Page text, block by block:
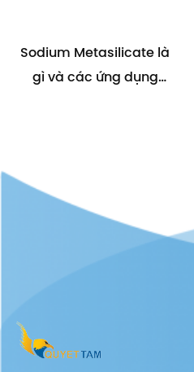
Sodium Metasilicate là
gì và các ứng dụng